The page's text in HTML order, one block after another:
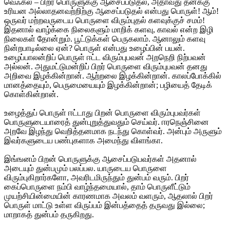
உரியன அல்லாதனவற்றிற்கு ஆசைப்படுதல் என்பது பொருள்! ஆம்!
ஒருவர் மற்றவருடைய பொருளை விரும்புதல் களவுக்குச் சமம்!
இதனால் வாழ்க்கை நிலைகளும் மாறிக் களவு, காவல் என்ற இழி
நிலைகள் தோன்றும். பூட்டுக்கள் பெருகலாம். ஆனாலும் களவு
நின்றபாடில்லை ஏன்? பொருள் என்பது உழைப்பின் பயன்.
உழைப்பாலன்றிப் பொருள் ஈட்ட விரும்புபவன் அறநெறி நிற்பவன்
அல்லன். அதுமட்டுமன்றிப் பிறர் பொருளை விரும்புபவன் தனது
அறிவை இழக்கின்றான். ஆற்றலை இழக்கின்றான். காலப்போக்கில்
மானத்தையும், பெருமையையும் இழக்கின்றான்; பழியைத் தேடிக்
கொள்கின்றான்.
உழைத்துப் பொருள் ஈட்டாது பிறன் பொருளை விரும்புபவர்கள்
பொருளுடையாரைத் துன்புறுத்துவதும் செய்வர். ஈரநெஞ்சினை
அறவே இழந்து வெறித்தனமாக நடந்து கொள்வர். அன்பும் அருளும்
இவர்களுடைய பண்புகளாக அமைந்து விளங்கா.
இங்ஙனம் பிறன் பொருளுக்கு ஆசைப்படுபவர்கள் அதனால்
அடையும் துன்பமும் பலப்பல. யாருடைய பொருளை
விரும்புகிறார்களோ, அவரிடமிருந்தும் துன்பம் வரும். பிறர்
கைப்பொருளை நம்பி வாழ்ந்தமையால், தாம் பொருளீட்டும்
முயற்சியின்மையின் காரணமாக அவலம் வளரும், ஆதலால் பிறர்
பொருள் மாட்டு உள்ள விருப்பம் இன்பத்தைத் தருவது இல்லை;
மாறாகத் துன்பம் தருகிறது.